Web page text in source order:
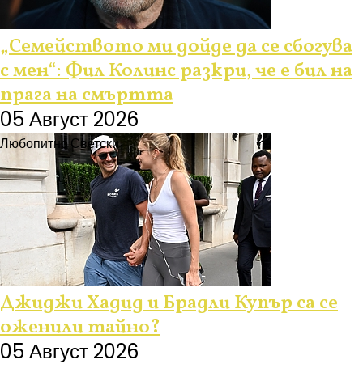
„Семейството ми дойде да се сбогува
с мен“: Фил Колинс разкри, че е бил на
прага на смъртта
05 Август 2026
ЛюбопитноСветски
Джиджи Хадид и Брадли Купър са се
оженили тайно?
05 Август 2026